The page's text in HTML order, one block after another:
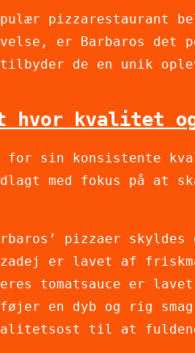
pizzarestaurant
er Barbaros det
de en unik
hvor kvalitet og
for sin konsistente
med fokus på at
pizzaer
er lavet af
tomatsauce er
en dyb og rig
til at